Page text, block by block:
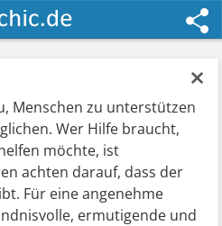
×
Menschen zu unterstützen
Wer Hilfe braucht,
möchte, ist
achten darauf, dass der
Für eine angenehme
ermutigende und